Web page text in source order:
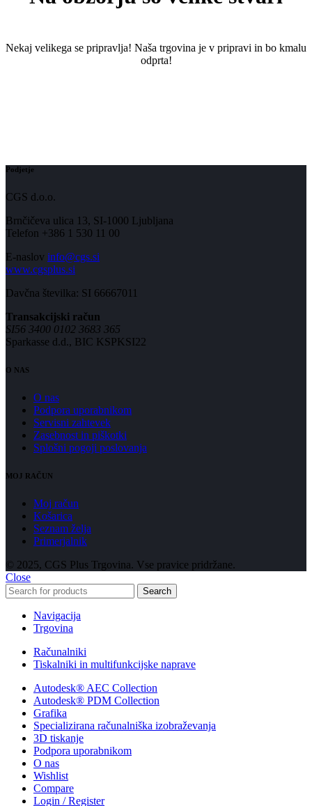
Nekaj ​​velikega se pripravlja! Naša trgovina je v pripravi in ​​bo kmalu
odprta!
Podjetje
CGS d.o.o.
Brnčičeva ulica 13, SI-1000 Ljubljana
Telefon +386 1 530 11 00
E-naslov info@cgs.si
www.cgsplus.si
Davčna številka: SI 66667011
Transakcijski račun
SI56 3400 0102 3683 365
Sparkasse d.d., BIC KSPKSI22
O NAS
O nas
Podpora uporabnikom
Servisni zahtevek
Zasebnost in piškotki
Splošni pogoji poslovanja
MOJ RAČUN
Moj račun
Košarica
Seznam želja
Primerjalnik
© 2025, CGS Plus Trgovina. Vse pravice pridržane.
Close
Search
Navigacija
Trgovina
Računalniki
Tiskalniki in multifunkcijske naprave
Autodesk® AEC Collection
Autodesk® PDM Collection
Grafika
Specializirana računalniška izobraževanja
3D tiskanje
Podpora uporabnikom
O nas
Wishlist
Compare
Login / Register